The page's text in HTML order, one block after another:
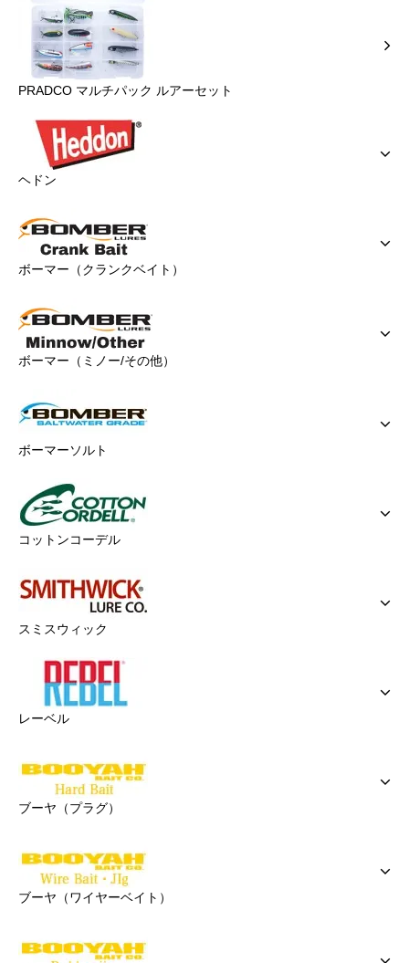
PRADCO マルチパック ルアーセット
ヘドン
ボーマー（クランクベイト）
ボーマー（ミノー/その他）
ボーマーソルト
コットンコーデル
スミスウィック
レーベル
ブーヤ（プラグ）
ブーヤ（ワイヤーベイト）